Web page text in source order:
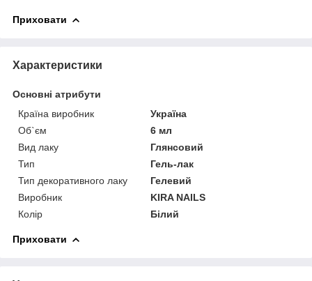
Приховати
Характеристики
Основні атрибути
Країна виробник
Україна
Об`єм
6 мл
Вид лаку
Глянсовий
Тип
Гель-лак
Тип декоративного лаку
Гелевий
Виробник
KIRA NAILS
Колір
Білий
Приховати